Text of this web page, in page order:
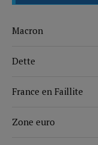
Macron
Dette
France en Faillite
Zone euro